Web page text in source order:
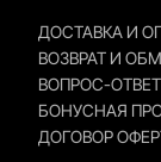
ДОСТАВКА И
ВОЗВРАТ И
ВОПРОС-ОТВЕТ
БОНУСНАЯ
ДОГОВОР